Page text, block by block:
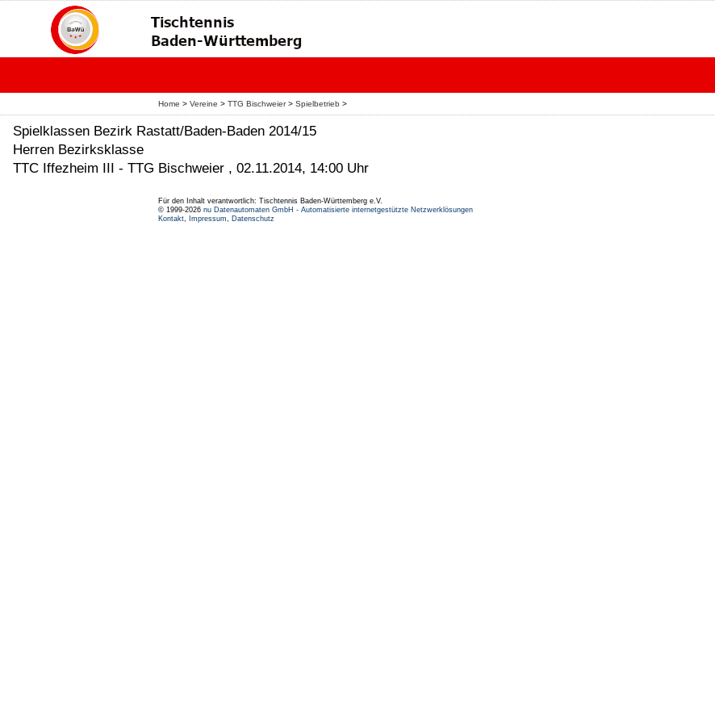
Home > Vereine > TTG Bischweier> Spielbetrieb >
Spielklassen Bezirk Rastatt/Baden-Baden 2014/15
Herren Bezirksklasse
TTC Iffezheim III - TTG Bischweier , 02.11.2014, 14:00 Uhr
Für den Inhalt verantwortlich: Tischtennis Baden-Württemberg e.V.
© 1999-2026 nu Datenautomaten GmbH - Automatisierte internetgestützte Netzwerklösungen
Kontakt, Impressum, Datenschutz